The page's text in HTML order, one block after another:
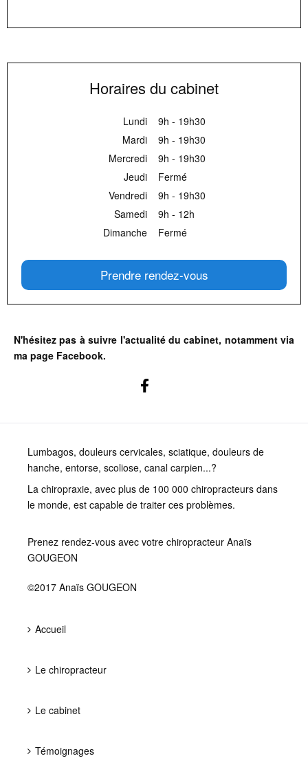
Horaires du cabinet
Lundi
9h - 19h30
Mardi
9h - 19h30
Mercredi
9h - 19h30
Jeudi
Fermé
Vendredi
9h - 19h30
Samedi
9h - 12h
Dimanche
Fermé
Prendre rendez-vous
N'hésitez pas à suivre l'actualité du cabinet, notamment via
ma page Facebook.
Lumbagos, douleurs cervicales, sciatique, douleurs de
hanche, entorse, scoliose, canal carpien...?
La chiropraxie, avec plus de 100 000 chiropracteurs dans
le monde, est capable de traiter ces problèmes.
Prenez rendez-vous avec votre chiropracteur Anaïs
GOUGEON
©2017 Anaïs GOUGEON
Accueil
Le chiropracteur
Le cabinet
Témoignages